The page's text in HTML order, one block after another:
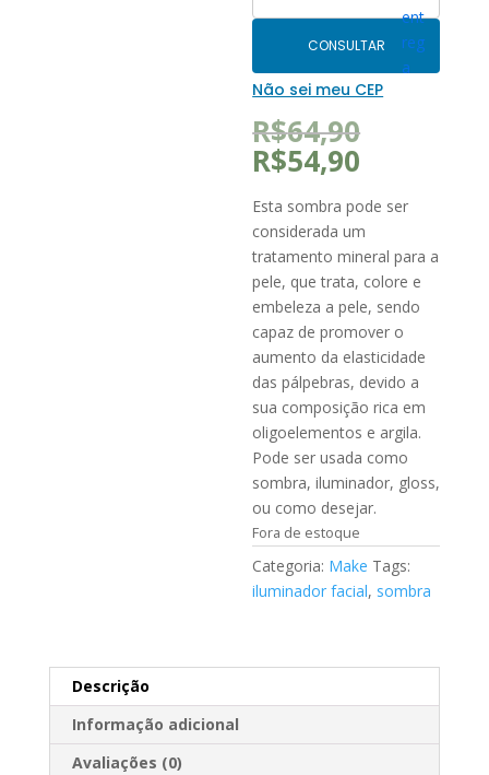
CONSULTAR
Não sei meu CEP
R$64,90
era:
R$54,90
atual
é:
R$54,90.
Esta sombra pode ser
considerada um
tratamento mineral para a
pele, que trata, colore e
embeleza a pele, sendo
capaz de promover o
aumento da elasticidade
das pálpebras, devido a
sua composição rica em
oligoelementos e argila.
Pode ser usada como
sombra, iluminador, gloss,
ou como desejar.
Fora de estoque
Categoria: Make Tags:
iluminador facial, sombra
Descrição
Informação adicional
Avaliações (0)